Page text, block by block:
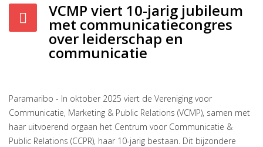
VCMP viert 10-jarig jubileum
met communicatiecongres
over leiderschap en
communicatie
Paramaribo - In oktober 2025 viert de Vereniging voor
Communicatie, Marketing & Public Relations (VCMP), samen met
haar uitvoerend orgaan het Centrum voor Communicatie &
Public Relations (CCPR), haar 10-jarig bestaan. Dit bijzondere